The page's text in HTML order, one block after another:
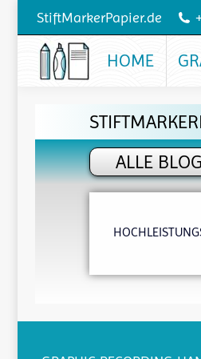
StiftMarkerPapier.de
HOME
ALLE